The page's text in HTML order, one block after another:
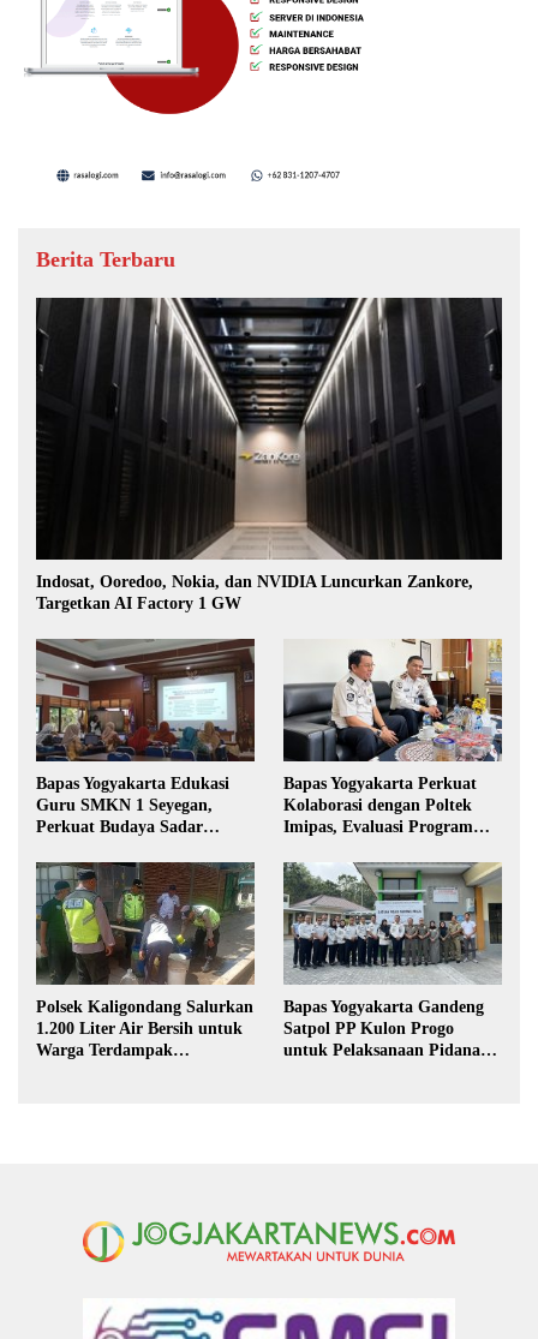
Berita Terbaru
Indosat, Ooredoo, Nokia, dan NVIDIA Luncurkan Zankore,
Targetkan AI Factory 1 GW
Bapas Yogyakarta Edukasi
Guru SMKN 1 Seyegan,
Perkuat Budaya Sadar
Bapas Yogyakarta Perkuat
Kolaborasi dengan Poltek
Imipas, Evaluasi Program
Polsek Kaligondang Salurkan
1.200 Liter Air Bersih untuk
Warga Terdampak
Bapas Yogyakarta Gandeng
Satpol PP Kulon Progo
untuk Pelaksanaan Pidana